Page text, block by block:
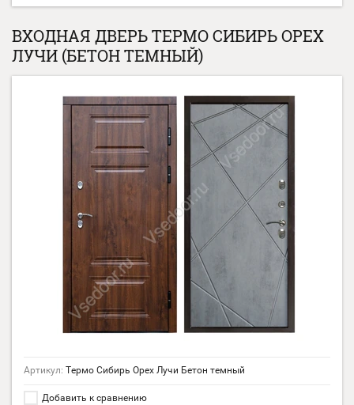
ВХОДНАЯ ДВЕРЬ ТЕРМО СИБИРЬ ОРЕХ
ЛУЧИ (БЕТОН ТЕМНЫЙ)
Артикул: Термо Сибирь Орех Лучи Бетон темный
Добавить к сравнению